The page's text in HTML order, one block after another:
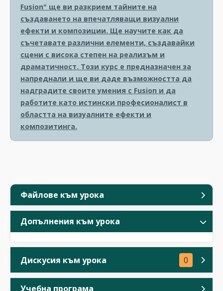
Файлове към урока
Допълнения към урока
Дискусия към урока 0
Учебна програма
Fusion" ще ви разкрием тайните на
създаването на впечатляващи визуални
ефекти и композиции. Ще научите как да
съчетавате различни елементи, създавайки
сцени с висока степен на реализъм и
драматичност. Този курс е предназначен за
напреднали и ще ви даде възможността да
надградите своите умения с Fusion и да
работите като истински професионалист в
областта на визуалните ефекти и
композитинга.